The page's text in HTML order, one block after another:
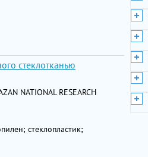
стеклотканью
NATIONAL RESEARCH
стеклопластик;